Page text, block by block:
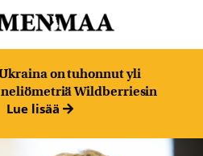
on tuhonnut yli
Wildberriesin
Lue lisää